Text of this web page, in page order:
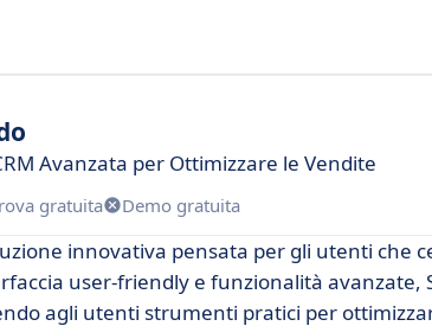
Avanzata per Ottimizzare le Vendite
gratuita Demo gratuita
innovativa pensata per gli utenti che
user-friendly e funzionalità avanzate,
agli utenti strumenti pratici per